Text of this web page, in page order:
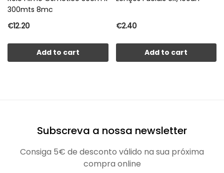
300mts 8mc
€12.20
Add to cart
€2.40
Add to cart
Subscreva a nossa newsletter
Consiga 5€ de desconto válido na sua próxima
compra online